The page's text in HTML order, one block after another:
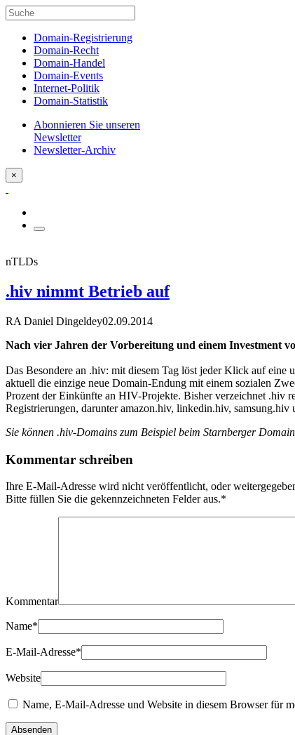
Domain-Registrierung
Domain-Recht
Domain-Handel
Domain-Events
Internet-Politik
Domain-Statistik
Abonnieren Sie unseren
Newsletter
Newsletter-Archiv
×
nTLDs
.hiv nimmt Betrieb auf
RA Daniel Dingeldey02.09.2014
Nach vier Jahren der Vorbereitung und einem Investment
Das Besondere an .hiv: mit diesem Tag löst jeder Klick auf
aktuell die einzige neue Domain-Endung mit einem sozialen
Prozent der Einkünfte an HIV-Projekte. Bisher verzeichnet .hiv
Registrierungen, darunter amazon.hiv, linkedin.hiv,
Sie können .hiv-Domains zum Beispiel beim Starnberger
Kommentar schreiben
Ihre E-Mail-Adresse wird nicht veröffentlicht, oder
Bitte füllen Sie die gekennzeichneten Felder aus.*
Kommentar
Name*
E-Mail-Adresse*
Website
Name, E-Mail-Adresse und Website in diesem Browser für